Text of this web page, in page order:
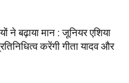
ने बढ़ाया मान : जूनियर एशिया
करेंगी गीता यादव और